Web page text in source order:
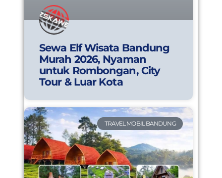
Sewa Elf Wisata Bandung
Murah 2026, Nyaman
untuk Rombongan, City
Tour & Luar Kota
TRAVEL MOBIL BANDUNG